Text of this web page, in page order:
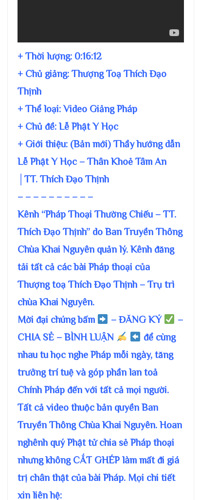
+ Thời lượng: 0:16:12
+ Chủ giảng: Thượng Toạ Thích Đạo
Thịnh
+ Thể loại: Video Giảng Pháp
+ Chủ đề: Lễ Phật Y Học
+ Giới thiệu: (Bản mới) Thầy hướng dẫn
Lễ Phật Y Học – Thân Khoẻ Tâm An
│TT. Thích Đạo Thịnh
– – – – – – – – – –
Kênh “Pháp Thoại Thường Chiếu – TT.
Thích Đạo Thịnh” do Ban Truyền Thông
Chùa Khai Nguyên quản lý. Kênh đăng
tải tất cả các bài Pháp thoại của
Thượng toạ Thích Đạo Thịnh – Trụ trì
chùa Khai Nguyên.
Mời đại chúng bấm
– ĐĂNG KÝ
–
CHIA SẺ – BÌNH LUẬN
để cùng
nhau tu học nghe Pháp mỗi ngày, tăng
trưởng trí tuệ và góp phần lan toả
Chính Pháp đến với tất cả mọi người.
Tất cả video thuộc bản quyền Ban
Truyền Thông Chùa Khai Nguyên. Hoan
nghênh quý Phật tử chia sẻ Pháp thoại
nhưng không CẮT GHÉP làm mất đi giá
trị chân thật của bài Pháp. Mọi chi tiết
xin liên hệ: